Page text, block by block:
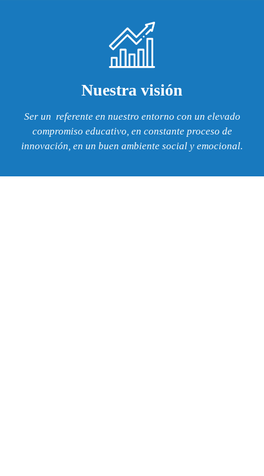
Nuestra visión
Ser un referente en nuestro entorno con un elevado
compromiso educativo, en constante proceso de
innovación, en un buen ambiente social y emocional.